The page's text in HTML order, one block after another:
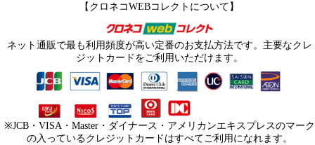
【クロネコWEBコレクトについて】
ネット通販で最も利用頻度が高い定番のお支払方法です。主要なクレ
ジットカードをご利用いただけます。
※JCB・VISA・Master・ダイナース・アメリカンエキスプレスのマーク
の入っているクレジットカードはすべてご利用になれます。